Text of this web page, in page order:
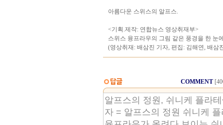
아름다운 스위스의 알프스.
<기획.제작: 연합뉴스 영상취재부>
스위스 융프라우의 그림 같은 풍경을 한 눈
(영상취재: 배삼진 기자, 편집: 김해연, 배삼
COMMENT